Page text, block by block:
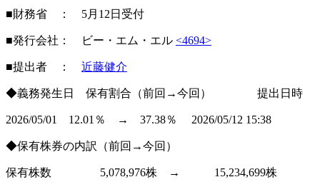
■財務省 ： 5月12日受付
■発行会社： ビー・エム・エル <4694>
■提出者 ： 近藤健介
◆義務発生日 保有割合（前回→今回） 提出日時
2026/05/01 12.01％ → 37.38％ 2026/05/12 15:38
◆保有株券の内訳（前回→今回）
保有株数 5,078,976株 → 15,234,699株